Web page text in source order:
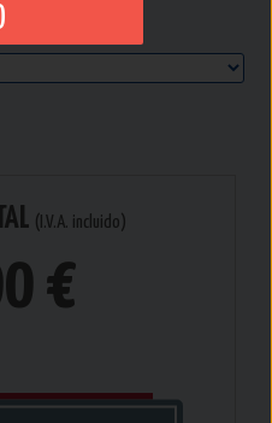
(I.V.A. incluido)
€